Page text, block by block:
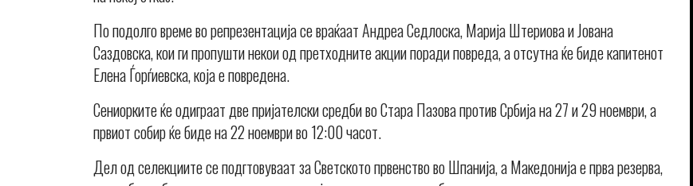
По подолго време во репрезентација се враќаат Андреа Седлоска, Марија Штериова и Јована
Саздовска, кои ги пропушти некои од претходните акции поради повреда, а отсутна ќе биде капитенот
Елена Ѓорѓиевска, која е повредена.
Сениорките ќе одиграат две пријателски средби во Стара Пазова против Србија на 27 и 29 ноември, а
првиот собир ќе биде на 22 ноември во 12:00 часот.
Дел од селекциите се подгтовуваат за Светското првенство во Шпанија, а Македонија е прва резерва,